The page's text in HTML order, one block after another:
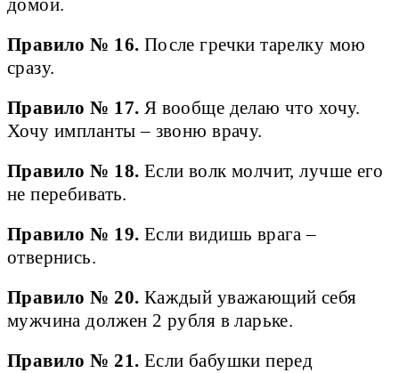
домой.
Правило № 16. После гречки тарелку мою
сразу.
Правило № 17. Я вообще делаю что хочу.
Хочу импланты – звоню врачу.
Правило № 18. Если волк молчит, лучше его
не перебивать.
Правило № 19. Если видишь врага –
отвернись.
Правило № 20. Каждый уважающий себя
мужчина должен 2 рубля в ларьке.
Правило № 21. Если бабушки перед